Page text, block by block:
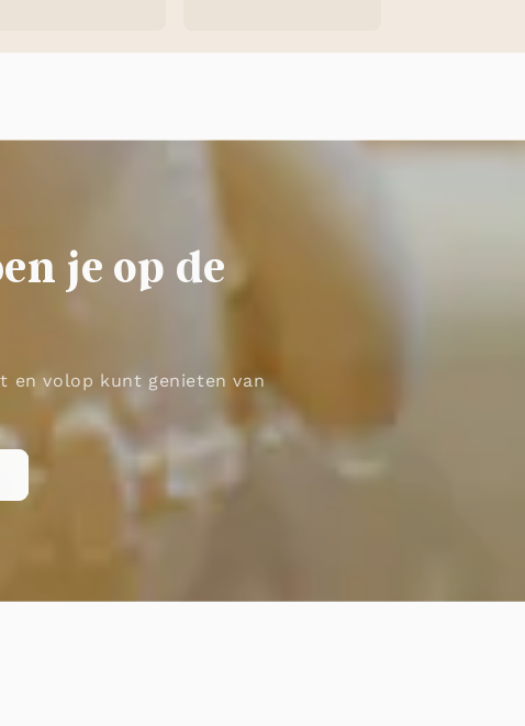
je op de
en volop kunt genieten van